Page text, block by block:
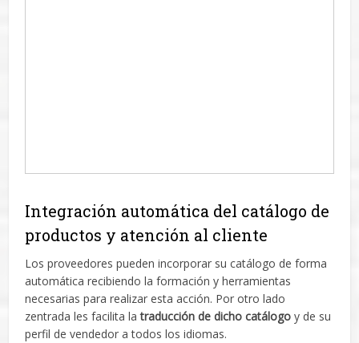
Integración automática del catálogo de
productos y atención al cliente
Los proveedores pueden incorporar su catálogo de forma
automática recibiendo la formación y herramientas
necesarias para realizar esta acción. Por otro lado
zentrada les facilita latraducción de dicho catálogo y de su
perfil de vendedor a todos los idiomas.